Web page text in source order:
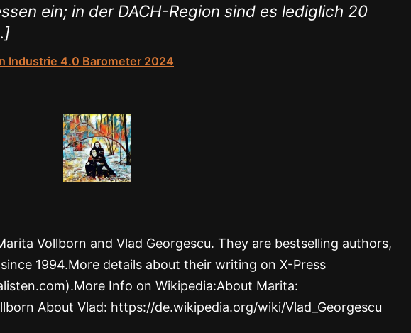
ein; in der DACH-Region sind es lediglich 20
Industrie 4.0 Barometer 2024
Vollborn and Vlad Georgescu. They are bestselling authors,
1994.More details about their writing on X-Press
Info on Wikipedia:About Marita:
About Vlad: https://de.wikipedia.org/wiki/Vlad_Georgescu